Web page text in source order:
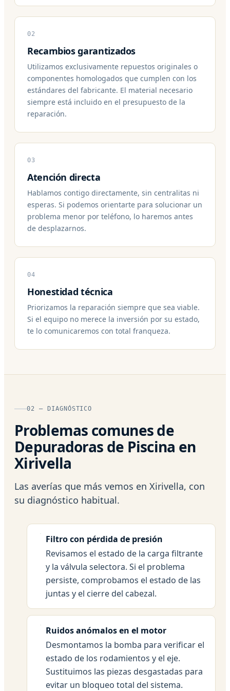
02
Recambios garantizados
Utilizamos exclusivamente repuestos originales o
componentes homologados que cumplen con los
estándares del fabricante. El material necesario
siempre está incluido en el presupuesto de la
reparación.
03
Atención directa
Hablamos contigo directamente, sin centralitas ni
esperas. Si podemos orientarte para solucionar un
problema menor por teléfono, lo haremos antes
de desplazarnos.
04
Honestidad técnica
Priorizamos la reparación siempre que sea viable.
Si el equipo no merece la inversión por su estado,
te lo comunicaremos con total franqueza.
02 — DIAGNÓSTICO
Problemas comunes de
Depuradoras de Piscina en
Xirivella
Las averías que más vemos en Xirivella, con
su diagnóstico habitual.
Filtro con pérdida de presión
Revisamos el estado de la carga filtrante
y la válvula selectora. Si el problema
persiste, comprobamos el estado de las
juntas y el cierre del cabezal.
Ruidos anómalos en el motor
Desmontamos la bomba para verificar el
estado de los rodamientos y el eje.
Sustituimos las piezas desgastadas para
evitar un bloqueo total del sistema.